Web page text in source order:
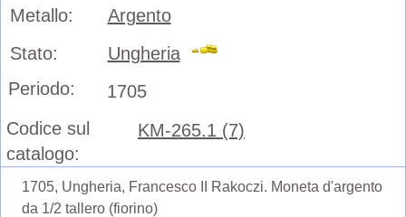
Metallo:
Argento
Stato:
Ungheria
Periodo:
1705
Codice sul
catalogo:
KM-265.1 (7)
1705, Ungheria, Francesco II Rakoczi. Moneta d'argento
da 1/2 tallero (fiorino)